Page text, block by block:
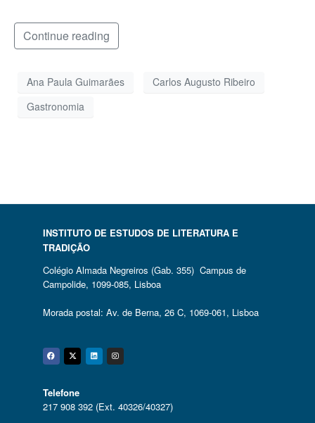
Continue reading
Ana Paula Guimarães
Carlos Augusto Ribeiro
Gastronomia
INSTITUTO DE ESTUDOS DE LITERATURA E
TRADIÇÃO
Colégio Almada Negreiros (Gab. 355) Campus de
Campolide, 1099-085, Lisboa
Morada postal: Av. de Berna, 26 C, 1069-061, Lisboa
Facebook
Twitter
Linkedin
Instagram
Telefone
217 908 392 (Ext. 40326/40327)